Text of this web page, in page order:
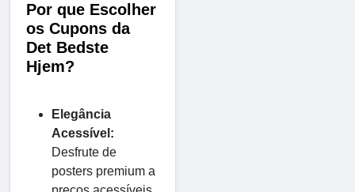
Por que Escolher
os Cupons da
Det Bedste
Hjem?
Elegância
Acessível:
Desfrute de
posters premium a